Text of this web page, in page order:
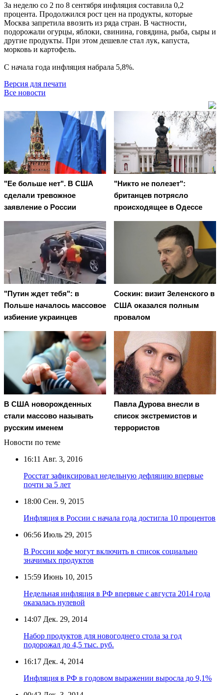
За неделю со 2 по 8 сентября инфляция составила 0,2
процента. Продолжился рост цен на продукты, которые
Москва запретила ввозить из ряда стран. В частности,
подорожали огурцы, яблоки, свинина, говядина, рыба, сыры и
другие продукты. При этом дешевле стал лук, капуста,
морковь и картофель.
С начала года инфляция набрала 5,8%.
Версия для печати
Все новости
"Ее больше нет". В США
сделали тревожное
заявление о России
"Никто не полезет":
британцев потрясло
происходящее в Одессе
"Путин ждет тебя": в
Польше началось массовое
избиение украинцев
Соскин: визит Зеленского в
США оказался полным
провалом
В США новорожденных
стали массово называть
русским именем
Павла Дурова внесли в
список экстремистов и
террористов
Новости по теме
16:11 Авг. 3, 2016
Росстат зафиксировал недельную дефляцию впервые
почти за 5 лет
18:00 Сен. 9, 2015
Инфляция в России с начала года достигла 10 процентов
06:56 Июль 29, 2015
В России кофе могут включить в список социально
значимых продуктов
15:59 Июнь 10, 2015
Недельная инфляция в РФ впервые с августа 2014 года
оказалась нулевой
14:07 Дек. 29, 2014
Набор продуктов для новогоднего стола за год
подорожал до 4,5 тыс. руб.
16:17 Дек. 4, 2014
Инфляция в РФ в годовом выражении выросла до 9,1%